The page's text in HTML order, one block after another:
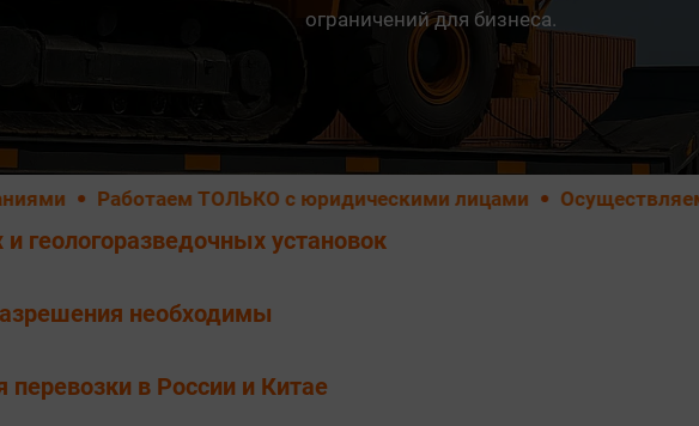
ограничений для бизнеса.
Работаем ТОЛЬКО с юридическими лицами Осуществляем
геологоразведочных установок
необходимы
перевозки в России и Китае